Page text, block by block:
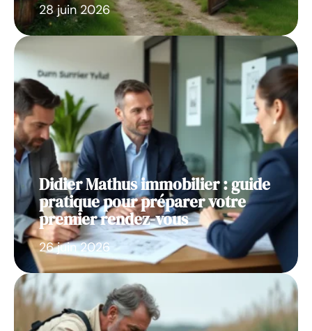
28 juin 2026
Didier Mathus immobilier : guide
pratique pour préparer votre
premier rendez-vous
26 juin 2026